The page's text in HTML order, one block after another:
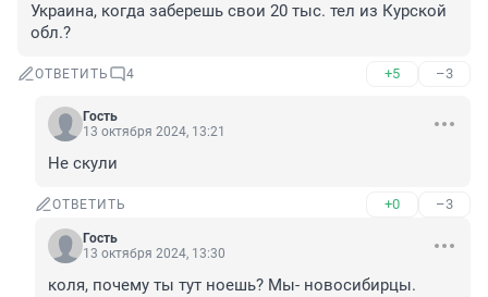
Украина, когда заберешь свои 20 тыс. тел из Курской
обл.?
ОТВЕТИТЬ 4 +5 –3
Гость
13 октября 2024, 13:21
Не скули
ОТВЕТИТЬ +0 –3
Гость
13 октября 2024, 13:30
коля, почему ты тут ноешь? Мы- новосибирцы.